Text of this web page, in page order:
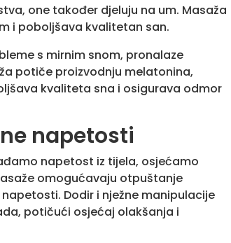
one također djeluju na um. Masaža
i poboljšava kvalitetan san.
s mirnim snom, pronalaze
potiče proizvodnju melatonina,
kvaliteta sna i osigurava odmor
napetosti
napetost iz tijela, osjećamo
omogućavaju otpuštanje
Dodir i nježne manipulacije
potičući osjećaj olakšanja i